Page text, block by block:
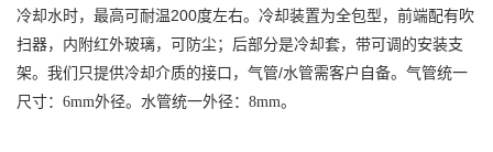
冷却水时，最高可耐温200度左右。冷却装置为全包型，前端配有吹
扫器，内附红外玻璃，可防尘；后部分是冷却套，带可调的安装支
架。我们只提供冷却介质的接口，气管/水管需客户自备。 气管统一
尺寸： 6mm外径。水管统一外径：8mm。